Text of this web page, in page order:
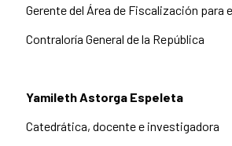
Gerente del Área de Fiscalización para
Contraloría General de la República
Yamileth Astorga Espeleta
Catedrática, docente e investigadora